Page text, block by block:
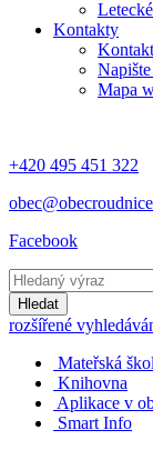
Kontakty
Kontakt
Mapa
+420 495 451 322
Facebook
Hledat
rozšířené
Mateřská
Knihovna
Aplikace v
Smart Info